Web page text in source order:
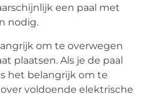
een paal met
nodig.
om te overwegen
plaatsen. Als je de paal
het belangrijk om te
voldoende elektrische